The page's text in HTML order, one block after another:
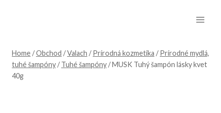
Home /Obchod /Valach / Prírodná kozmetika / Prírodné mydlá,
tuhé šampóny / Tuhé šampóny /MUSK Tuhý šampón lásky kvet
40g